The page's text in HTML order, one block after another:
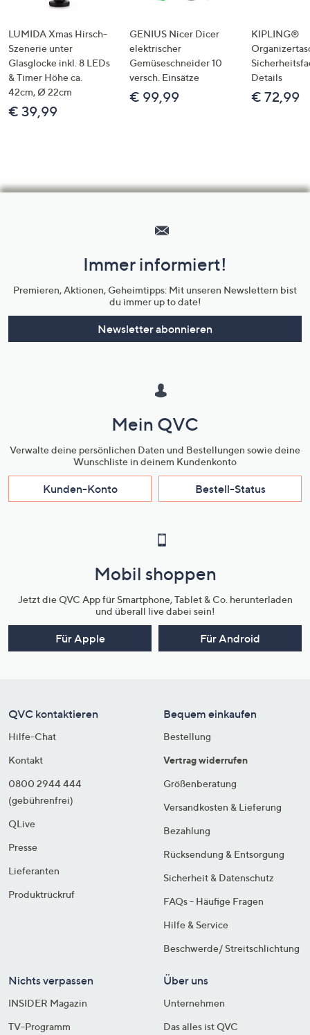
LUMIDA Xmas Hirsch-
Szenerie unter
Glasglocke inkl. 8 LEDs
& Timer Höhe ca.
42cm, Ø 22cm
€ 39,99
GENIUS Nicer Dicer
elektrischer
Gemüseschneider 10
versch. Einsätze
€ 99,99
KIPLING®
Details
€ 72,99
Unternehmensinformationen
Immer informiert!
Premieren, Aktionen, Geheimtipps: Mit unseren Newslettern bist
du immer up to date!
Newsletter abonnieren
Mein QVC
Verwalte deine persönlichen Daten und Bestellungen sowie deine
Wunschliste in deinem Kundenkonto
Kunden-Konto Bestell-Status
Mobil shoppen
Jetzt die QVC App für Smartphone, Tablet & Co. herunterladen
und überall live dabei sein!
Für Apple Für Android
QVC kontaktieren
Hilfe-Chat
Kontakt
0800 2944 444
(gebührenfrei)
QLive
Presse
Lieferanten
Produktrückruf
Bequem einkaufen
Bestellung
Vertrag widerrufen
Größenberatung
Versandkosten & Lieferung
Bezahlung
Rücksendung & Entsorgung
Sicherheit & Datenschutz
FAQs - Häufige Fragen
Hilfe & Service
Beschwerde/ Streitschlichtung
Nichts verpassen
INSIDER Magazin
TV-Programm
Über uns
Unternehmen
Das alles ist QVC